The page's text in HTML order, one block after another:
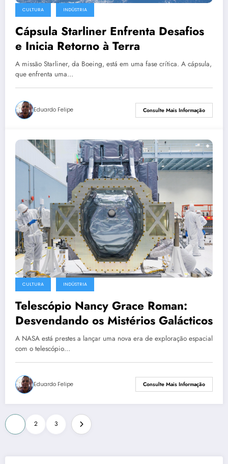
CULTURA INDÚSTRIA
Cápsula Starliner Enfrenta Desafios
e Inicia Retorno à Terra
A missão Starliner, da Boeing, está em uma fase crítica. A cápsula,
que enfrenta uma…
Eduardo Felipe Consulte Mais Informação
CULTURA INDÚSTRIA
Telescópio Nancy Grace Roman:
Desvendando os Mistérios Galácticos
A NASA está prestes a lançar uma nova era de exploração espacial
com o telescópio…
Eduardo Felipe Consulte Mais Informação
Navegação
por
posts
2 3